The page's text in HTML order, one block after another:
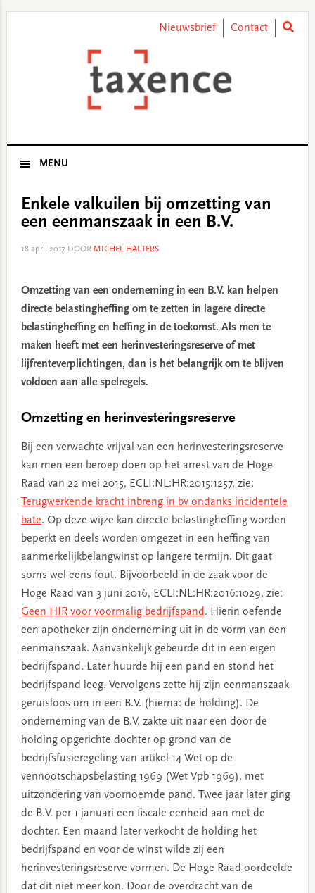
Nieuwsbrief Contact
MENU
Enkele valkuilen bij omzetting van
een eenmanszaak in een B.V.
18 april 2017 DOOR MICHEL HALTERS
Omzetting van een onderneming in een B.V. kan helpen
directe belastingheffing om te zetten in lagere directe
belastingheffing en heffing in de toekomst. Als men te
maken heeft met een herinvesteringsreserve of met
lijfrenteverplichtingen, dan is het belangrijk om te blijven
voldoen aan alle spelregels.
Omzetting en herinvesteringsreserve
Bij een verwachte vrijval van een herinvesteringsreserve
kan men een beroep doen op het arrest van de Hoge
Raad van 22 mei 2015, ECLI:NL:HR:2015:1257, zie:
Terugwerkende kracht inbreng in bv ondanks incidentele
bate. Op deze wijze kan directe belastingheffing worden
beperkt en deels worden omgezet in een heffing van
aanmerkelijkbelangwinst op langere termijn. Dit gaat
soms wel eens fout. Bijvoorbeeld in de zaak voor de
Hoge Raad van 3 juni 2016, ECLI:NL:HR:2016:1029, zie:
Geen HIR voor voormalig bedrijfspand. Hierin oefende
een apotheker zijn onderneming uit in de vorm van een
eenmanszaak. Aanvankelijk gebeurde dit in een eigen
bedrijfspand. Later huurde hij een pand en stond het
bedrijfspand leeg. Vervolgens zette hij zijn eenmanszaak
geruisloos om in een B.V. (hierna: de holding). De
onderneming van de B.V. zakte uit naar een door de
holding opgerichte dochter op grond van de
bedrijfsfusieregeling van artikel 14 Wet op de
vennootschapsbelasting 1969 (Wet Vpb 1969), met
uitzondering van voornoemde pand. Twee jaar later ging
de B.V. per 1 januari een fiscale eenheid aan met de
dochter. Een maand later verkocht de holding het
bedrijfspand en voor de winst wilde zij een
herinvesteringsreserve vormen. De Hoge Raad oordeelde
dat dit niet meer kon. Door de overdracht van de